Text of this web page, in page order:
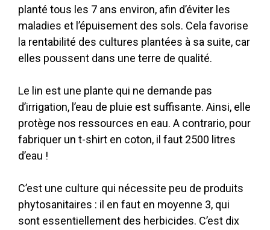
planté tous les 7 ans environ, afin d’éviter les
maladies et l’épuisement des sols. Cela favorise
la rentabilité des cultures plantées à sa suite, car
elles poussent dans une terre de qualité.
Le lin est une plante qui ne demande pas
d’irrigation, l’eau de pluie est suffisante. Ainsi, elle
protège nos ressources en eau. A contrario, pour
fabriquer un t-shirt en coton, il faut 2500 litres
d’eau !
C’est une culture qui nécessite peu de produits
phytosanitaires : il en faut en moyenne 3, qui
sont essentiellement des herbicides. C’est dix